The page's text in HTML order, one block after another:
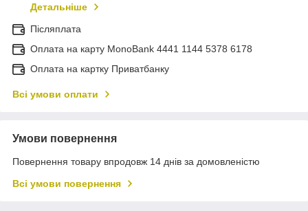
Детальніше
Післяплата
Оплата на карту MonoBank 4441 1144 5378 6178
Оплата на картку Приватбанку
Всі умови оплати
Умови повернення
Повернення товару впродовж 14 днів за домовленістю
Всі умови повернення